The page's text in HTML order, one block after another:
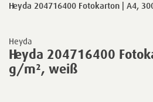
Heyda
Heyda 204716400
g/m², weiß
Heyda 204716400 Fotokarton | A4,